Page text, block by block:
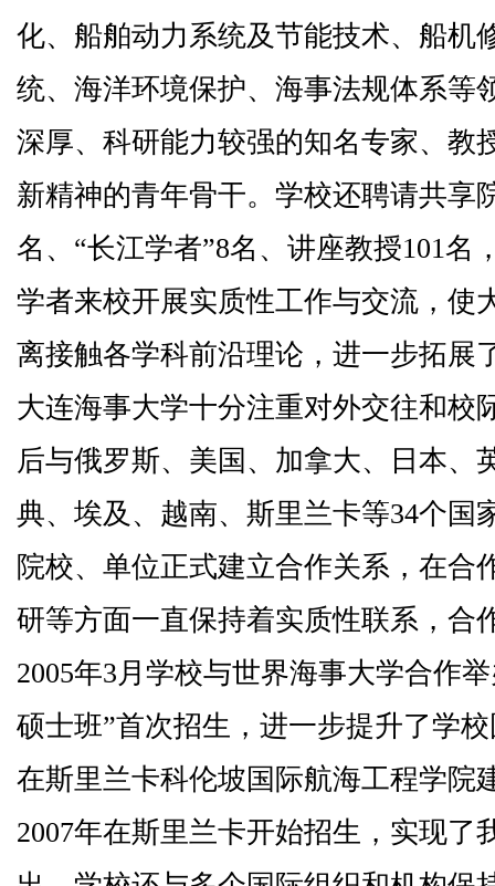
化、船舶动力系统及节能技术、船机
统、海洋环境保护、海事法规体系等
深厚、科研能力较强的知名专家、教
新精神的青年骨干。学校还聘请共享
名、“长江学者”8名、讲座教授101名
学者来校开展实质性工作与交流，使
离接触各学科前沿理论，进一步拓展
大连海事大学十分注重对外交往和校
后与俄罗斯、美国、加拿大、日本、
典、埃及、越南、斯里兰卡等34个国
院校、单位正式建立合作关系，在合
研等方面一直保持着实质性联系，合
2005年3月学校与世界海事大学合作
硕士班”首次招生，进一步提升了学
在斯里兰卡科伦坡国际航海工程学院
2007年在斯里兰卡开始招生，实现了